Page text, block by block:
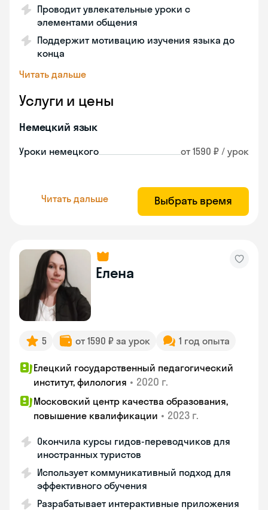
Проводит увлекательные уроки с
элементами общения
Поддержит мотивацию изучения языка до
конца
Читать дальше
Услуги и цены
Немецкий язык
Уроки немецкого от 1590 ₽ / урок
Читать дальше Выбрать время
Елена
5 от 1590 ₽ за урок 1 год опыта
Елецкий государственный педагогический
институт, филология • 2020 г.
Московский центр качества образования,
повышение квалификации • 2023 г.
Окончила курсы гидов-переводчиков для
иностранных туристов
Использует коммуникативный подход для
эффективного обучения
Разрабатывает интерактивные приложения